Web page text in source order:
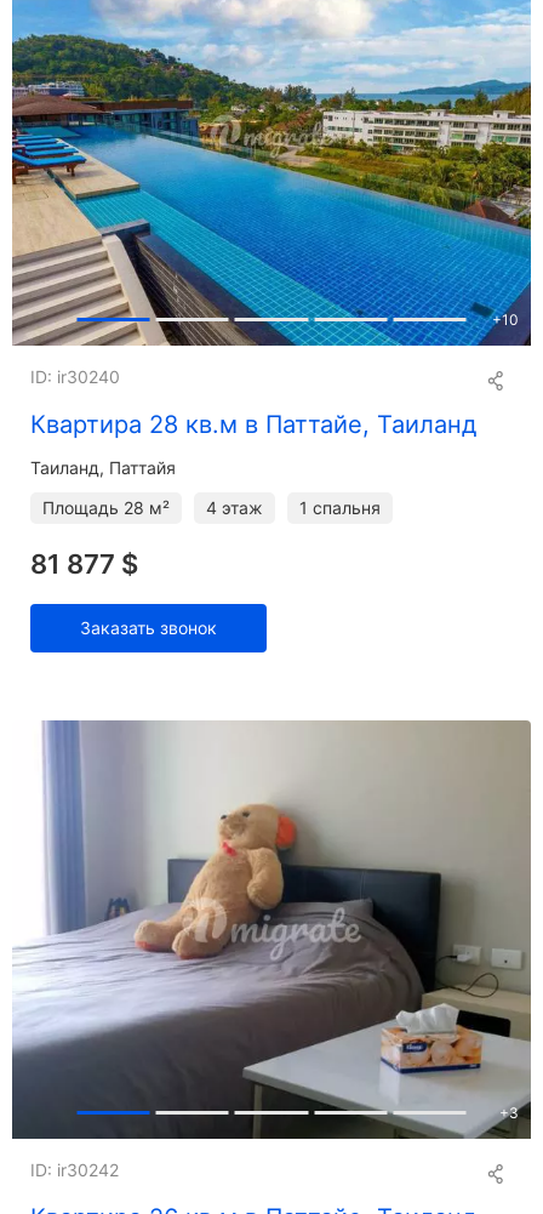
+10
Квартира 28 кв.м в Паттайе, Таиланд
ID: ir30240
Таиланд, Паттайя
Площадь 28 м² 4 этаж 1 спальня
81 877 $
Заказать звонок
+3
ID: ir30242